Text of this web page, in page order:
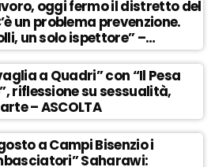
oggi fermo il distretto del
un problema prevenzione.
un solo ispettore” –
a Quadri” con “Il Pesa
riflessione su sessualità,
– ASCOLTA
a Campi Bisenzio i
Saharawi: